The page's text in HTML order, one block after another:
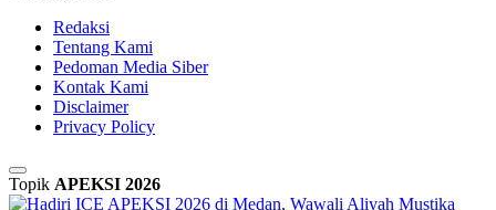
Redaksi
Tentang Kami
Pedoman Media Siber
Kontak Kami
Disclaimer
Privacy Policy
Topik APEKSI 2026